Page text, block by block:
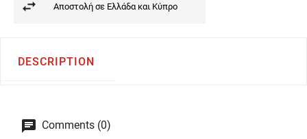
Αποστολή σε Ελλάδα και Κύπρο
DESCRIPTION
Comments (0)